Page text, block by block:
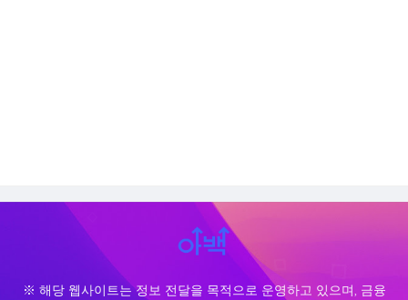
※ 해당 웹사이트는 정보 전달을 목적으로 운영하고 있으며, 금융